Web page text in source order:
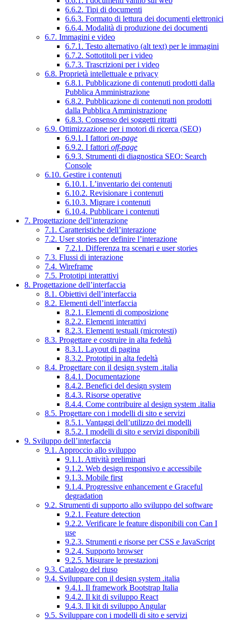
6.6.2. Tipi di documenti
6.6.3. Formato di lettura dei documenti elettronici
6.6.4. Modalità di produzione dei documenti
6.7. Immagini e video
6.7.1. Testo alternativo (alt text) per le immagini
6.7.2. Sottotitoli per i video
6.7.3. Trascrizioni per i video
6.8. Proprietà intellettuale e privacy
6.8.1. Pubblicazione di contenuti prodotti dalla
Pubblica Amministrazione
6.8.2. Pubblicazione di contenuti non prodotti
dalla Pubblica Amministrazione
6.8.3. Consenso dei soggetti ritratti
6.9. Ottimizzazione per i motori di ricerca (SEO)
6.9.1. I fattori on-page
6.9.2. I fattori off-page
6.9.3. Strumenti di diagnostica SEO: Search
Console
6.10. Gestire i contenuti
6.10.1. L’inventario dei contenuti
6.10.2. Revisionare i contenuti
6.10.3. Migrare i contenuti
6.10.4. Pubblicare i contenuti
7. Progettazione dell’interazione
7.1. Caratteristiche dell’interazione
7.2. User stories per definire l’interazione
7.2.1. Differenza tra scenari e user stories
7.3. Flussi di interazione
7.4. Wireframe
7.5. Prototipi interattivi
8. Progettazione dell’interfaccia
8.1. Obiettivi dell’interfaccia
8.2. Elementi dell’interfaccia
8.2.1. Elementi di composizione
8.2.2. Elementi interattivi
8.2.3. Elementi testuali (microtesti)
8.3. Progettare e costruire in alta fedeltà
8.3.1. Layout di pagina
8.3.2. Prototipi in alta fedeltà
8.4. Progettare con il design system .italia
8.4.1. Documentazione
8.4.2. Benefici del design system
8.4.3. Risorse operative
8.4.4. Come contribuire al design system .italia
8.5. Progettare con i modelli di sito e servizi
8.5.1. Vantaggi dell’utilizzo dei modelli
8.5.2. I modelli di sito e servizi disponibili
9. Sviluppo dell’interfaccia
9.1. Approccio allo sviluppo
9.1.1. Attività preliminari
9.1.2. Web design responsivo e accessibile
9.1.3. Mobile first
9.1.4. Progressive enhancement e Graceful
degradation
9.2. Strumenti di supporto allo sviluppo del software
9.2.1. Feature detection
9.2.2. Verificare le feature disponibili con Can I
use
9.2.3. Strumenti e risorse per CSS e JavaScript
9.2.4. Supporto browser
9.2.5. Misurare le prestazioni
9.3. Catalogo del riuso
9.4. Sviluppare con il design system .italia
9.4.1. Il framework Bootstrap Italia
9.4.2. Il kit di sviluppo React
9.4.3. Il kit di sviluppo Angular
9.5. Sviluppare con i modelli di sito e servizi